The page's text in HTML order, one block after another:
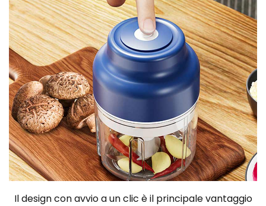
Il design con avvio a un clic è il principale vantaggio